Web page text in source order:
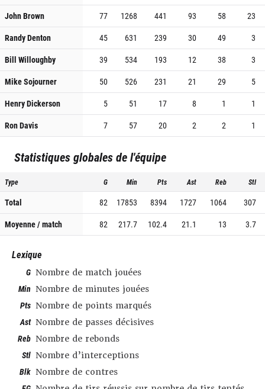
John Brown
77 1268 441 93 58
23
Randy Denton
45 631 239 30 49
3
Bill Willoughby
39 534 193 12 38
3
Mike Sojourner
50 526 231 21 29
5
Henry Dickerson
5 51 17 8 1
1
Ron Davis
7 57 20 2 2 1
Statistiques globales de l'équipe
Type G Min Pts Ast Reb Stl
Total 82 17853 8394 1727 1064
307
Moyenne / match
82 217.7 102.4 21.1 13 3.7
Lexique
G Nombre de match jouées
Min Nombre de minutes jouées
Pts Nombre de points marqués
Ast Nombre de passes décisives
Reb Nombre de rebonds
Stl Nombre d’interceptions
Blk Nombre de contres